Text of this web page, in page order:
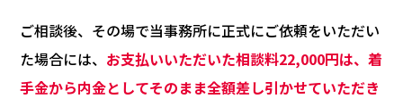
ご相談後、その場で当事務所に正式にご依頼をいただい
た場合には、 お支払いいただいた相談料22,000円は、着
手金から内金としてそのまま全額差し引かせていただき